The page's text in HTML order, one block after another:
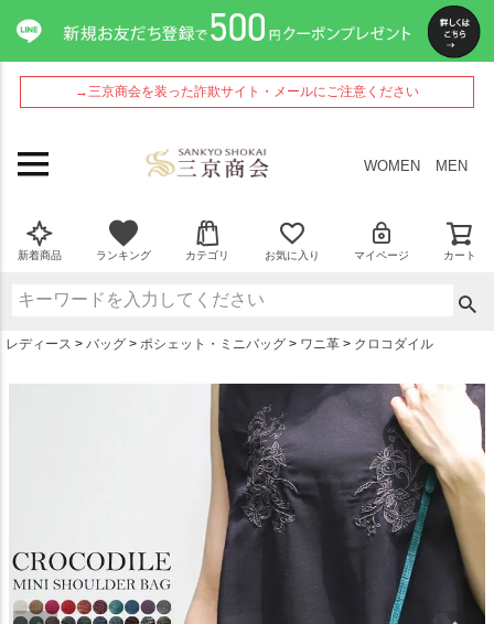
→三京商会を装った詐欺サイト・メールにご注意ください
WOMEN MEN
新着商品 ランキング カテゴリ お気に入り マイページ カート
レディース バッグ ポシェット・ミニバッグ ワニ革 クロコダイル
ペー
ジト
ップ
へ